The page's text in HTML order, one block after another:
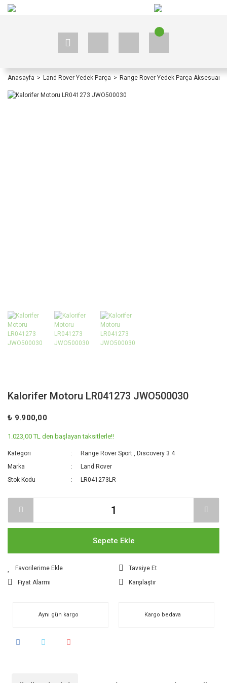
Anasayfa Land Rover Yedek Parça Range Rover Yedek Parça Aksesuar
Kalorifer Motoru LR041273 JWO500030
₺ 9.900,00
1.023,00 TL den başlayan taksitlerle!!
Kategori Range Rover Sport ,Discovery 3 4
Marka
Land Rover
Stok Kodu
LR041273LR
Sepete Ekle
Tavsiye Et
Fiyat Alarmı
Karşılaştır
Aynı gün kargo Kargo bedava